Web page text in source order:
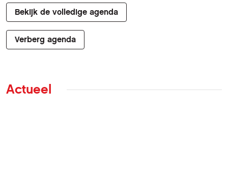
Bekijk de volledige agenda
Verberg agenda
Actueel